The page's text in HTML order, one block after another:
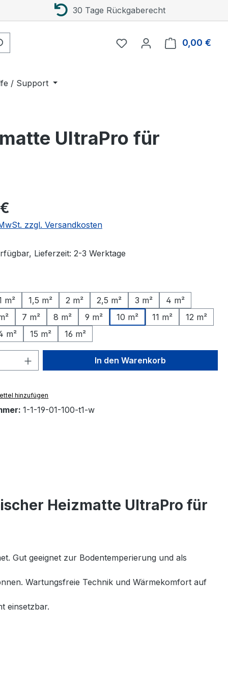
30 Tage Rückgaberecht
0,00 €
/ Support
UltraPro für
zzgl. Versandkosten
Lieferzeit: 2-3 Werktage
m² 1,5 m² 2 m² 2,5 m² 3 m²
4 m²
7 m² 8 m² 9 m² 10 m² 11 m²
12 m²
m² 15 m² 16 m²
Anzahl: Gib den gewünschten Wert
In den Warenkorb
hinzufügen
1-1-19-01-100-t1-w
Heizmatte UltraPro für
Gut geeignet zur Bodentemperierung und als
Wartungsfreie Technik und Wärmekomfort auf
einsetzbar.